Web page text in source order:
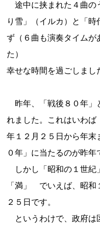
途中に挟まれた４曲の
り雪」（イルカ）と「
ず（６曲も演奏タイムが
た）
幸せな時間を過ごしまし
昨年、「戦後８０年」
れました。これはいわ
年１２月２５日から年末
０年」に当たるのが昨年
しかし「昭和の１世紀
「満」 でいえば、昭和
２５日です。
というわけで、政府は